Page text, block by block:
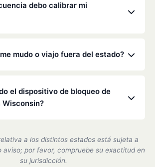
cualquier vehículo que conduzca.
específica del tribunal o de la
debo calibrar mi
30 a 90 días. Nuestros técnicos se
mudo o viajo fuera del estado?
podemos ayudarte a coordinar el
de nuestros centros asociados.
el dispositivo de bloqueo de
Wisconsin?
certificado por el estado de
plenamente con todos los
DMV.
a los distintos estados está sujeta a
aviso; por favor, compruebe su exactitud en
su jurisdicción.